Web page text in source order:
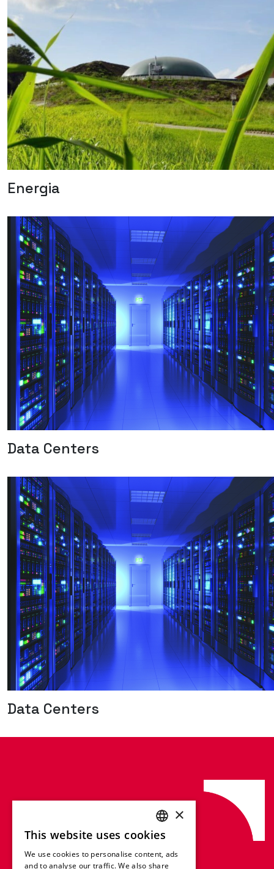
Energia
Data Centers
Data Centers
ENGLISH
FRENCH
×
This website uses cookies
We use cookies to personalise content, ads
and to analyse our traffic. We also share